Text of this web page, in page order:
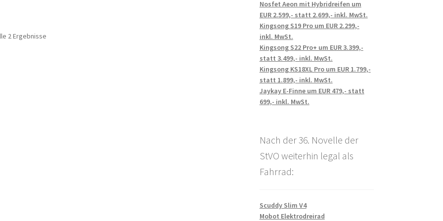
2 Ergebnisse
Nosfet Aeon mit Hybridreifen um
EUR 2.599,- statt 2.699,- inkl. MwSt.
Kingsong S19 Pro um EUR 2.299,-
inkl. MwSt.
Kingsong S22 Pro+ um EUR 3.399,-
statt 3.499,- inkl. MwSt.
Kingsong KS18XL Pro um EUR 1.799,-
statt 1.899,- inkl. MwSt.
Jaykay E-Finne um EUR 479,- statt
699,- inkl. MwSt.
Nach der 36. Novelle der
StVO weiterhin legal als
Fahrrad:
Scuddy Slim V4
Mobot Elektrodreirad